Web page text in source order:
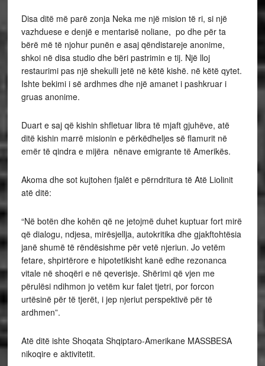
Disa ditë më parë zonja Neka me një mision të ri, si një
vazhduese e denjë e mentarisë noliane, po dhe për ta
bërë më të njohur punën e asaj qëndistareje anonime,
shkoi në disa studio dhe bëri pastrimin e tij. Një lloj
restaurimi pas një shekulli jetë në këtë kishë. në këtë qytet.
Ishte bekimi i së ardhmes dhe një amanet i pashkruar i
gruas anonime.
Duart e saj që kishin shfletuar libra të mjaft gjuhëve, atë
ditë kishin marrë misionin e përkëdheljes së flamurit në
emër të qindra e mijëra nënave emigrante të Amerikës.
Akoma dhe sot kujtohen fjalët e përndritura të Atë Liolinit
atë ditë:
“Në botën dhe kohën që ne jetojmë duhet kuptuar fort mirë
që dialogu, ndjesa, mirësjellja, autokritika dhe gjakftohtësia
janë shumë të rëndësishme për vetë njeriun. Jo vetëm
fetare, shpirtërore e hipotetikisht kanë edhe rezonanca
vitale në shoqëri e në qeverisje. Shërimi që vjen me
përulësi ndihmon jo vetëm kur falet tjetri, por forcon
urtësinë për të tjerët, i jep njeriut perspektivë për të
ardhmen”.
Atë ditë ishte Shoqata Shqiptaro-Amerikane MASSBESA
nikoqire e aktivitetit.